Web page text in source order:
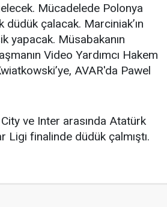
Mücadelede Polonya
çalacak. Marciniak’ın
yapacak. Müsabakanın
Video Yardımcı Hakem
AVAR'da Pawel
ve Inter arasında Atatürk
Ligi finalinde düdük çalmıştı.